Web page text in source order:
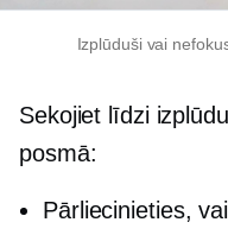
Izplūduši vai
Sekojiet līdzi
posmā:
Pārliecinieties,